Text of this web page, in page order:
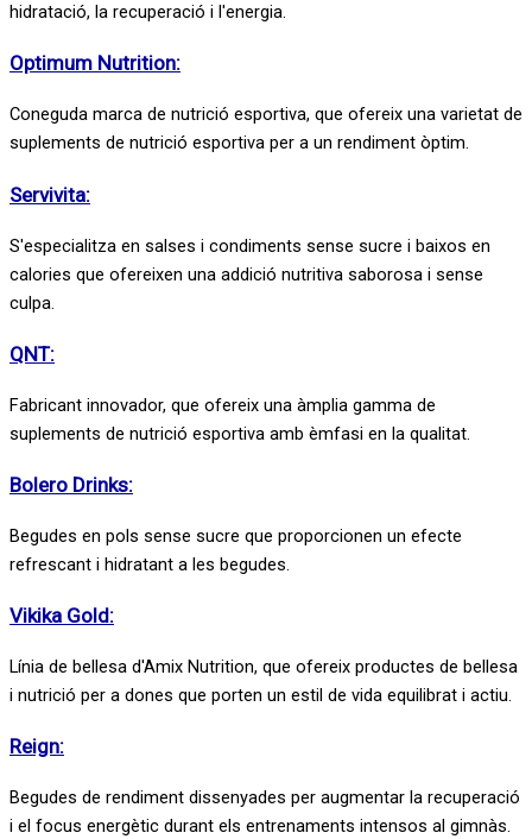
hidratació, la recuperació i l'energia.
Optimum Nutrition:
Coneguda marca de nutrició esportiva, que ofereix una varietat de
suplements de nutrició esportiva per a un rendiment òptim.
Servivita:
S'especialitza en salses i condiments sense sucre i baixos en
calories que ofereixen una addició nutritiva saborosa i sense
culpa.
QNT:
Fabricant innovador, que ofereix una àmplia gamma de
suplements de nutrició esportiva amb èmfasi en la qualitat.
Bolero Drinks:
Begudes en pols sense sucre que proporcionen un efecte
refrescant i hidratant a les begudes.
Vikika Gold:
Línia de bellesa d'Amix Nutrition, que ofereix productes de bellesa
i nutrició per a dones que porten un estil de vida equilibrat i actiu.
Reign:
Begudes de rendiment dissenyades per augmentar la recuperació
i el focus energètic durant els entrenaments intensos al gimnàs.